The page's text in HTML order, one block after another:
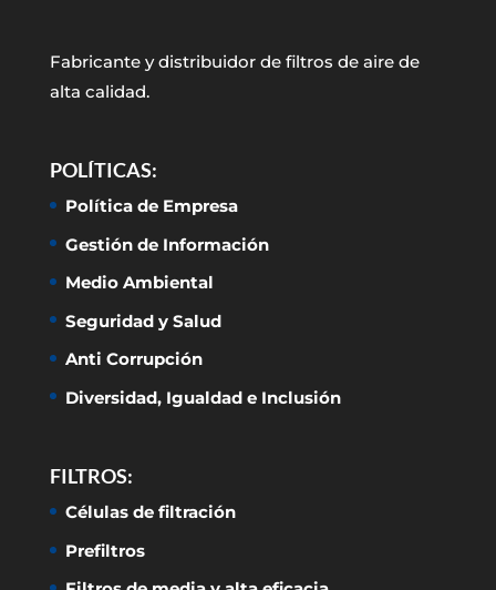
Fabricante y distribuidor de filtros de aire de
alta calidad.
POLÍTICAS:
Política de Empresa
Gestión de Información
Medio Ambiental
Seguridad y Salud
Anti Corrupción
Diversidad, Igualdad e Inclusión
FILTROS:
Células de filtración
Prefiltros